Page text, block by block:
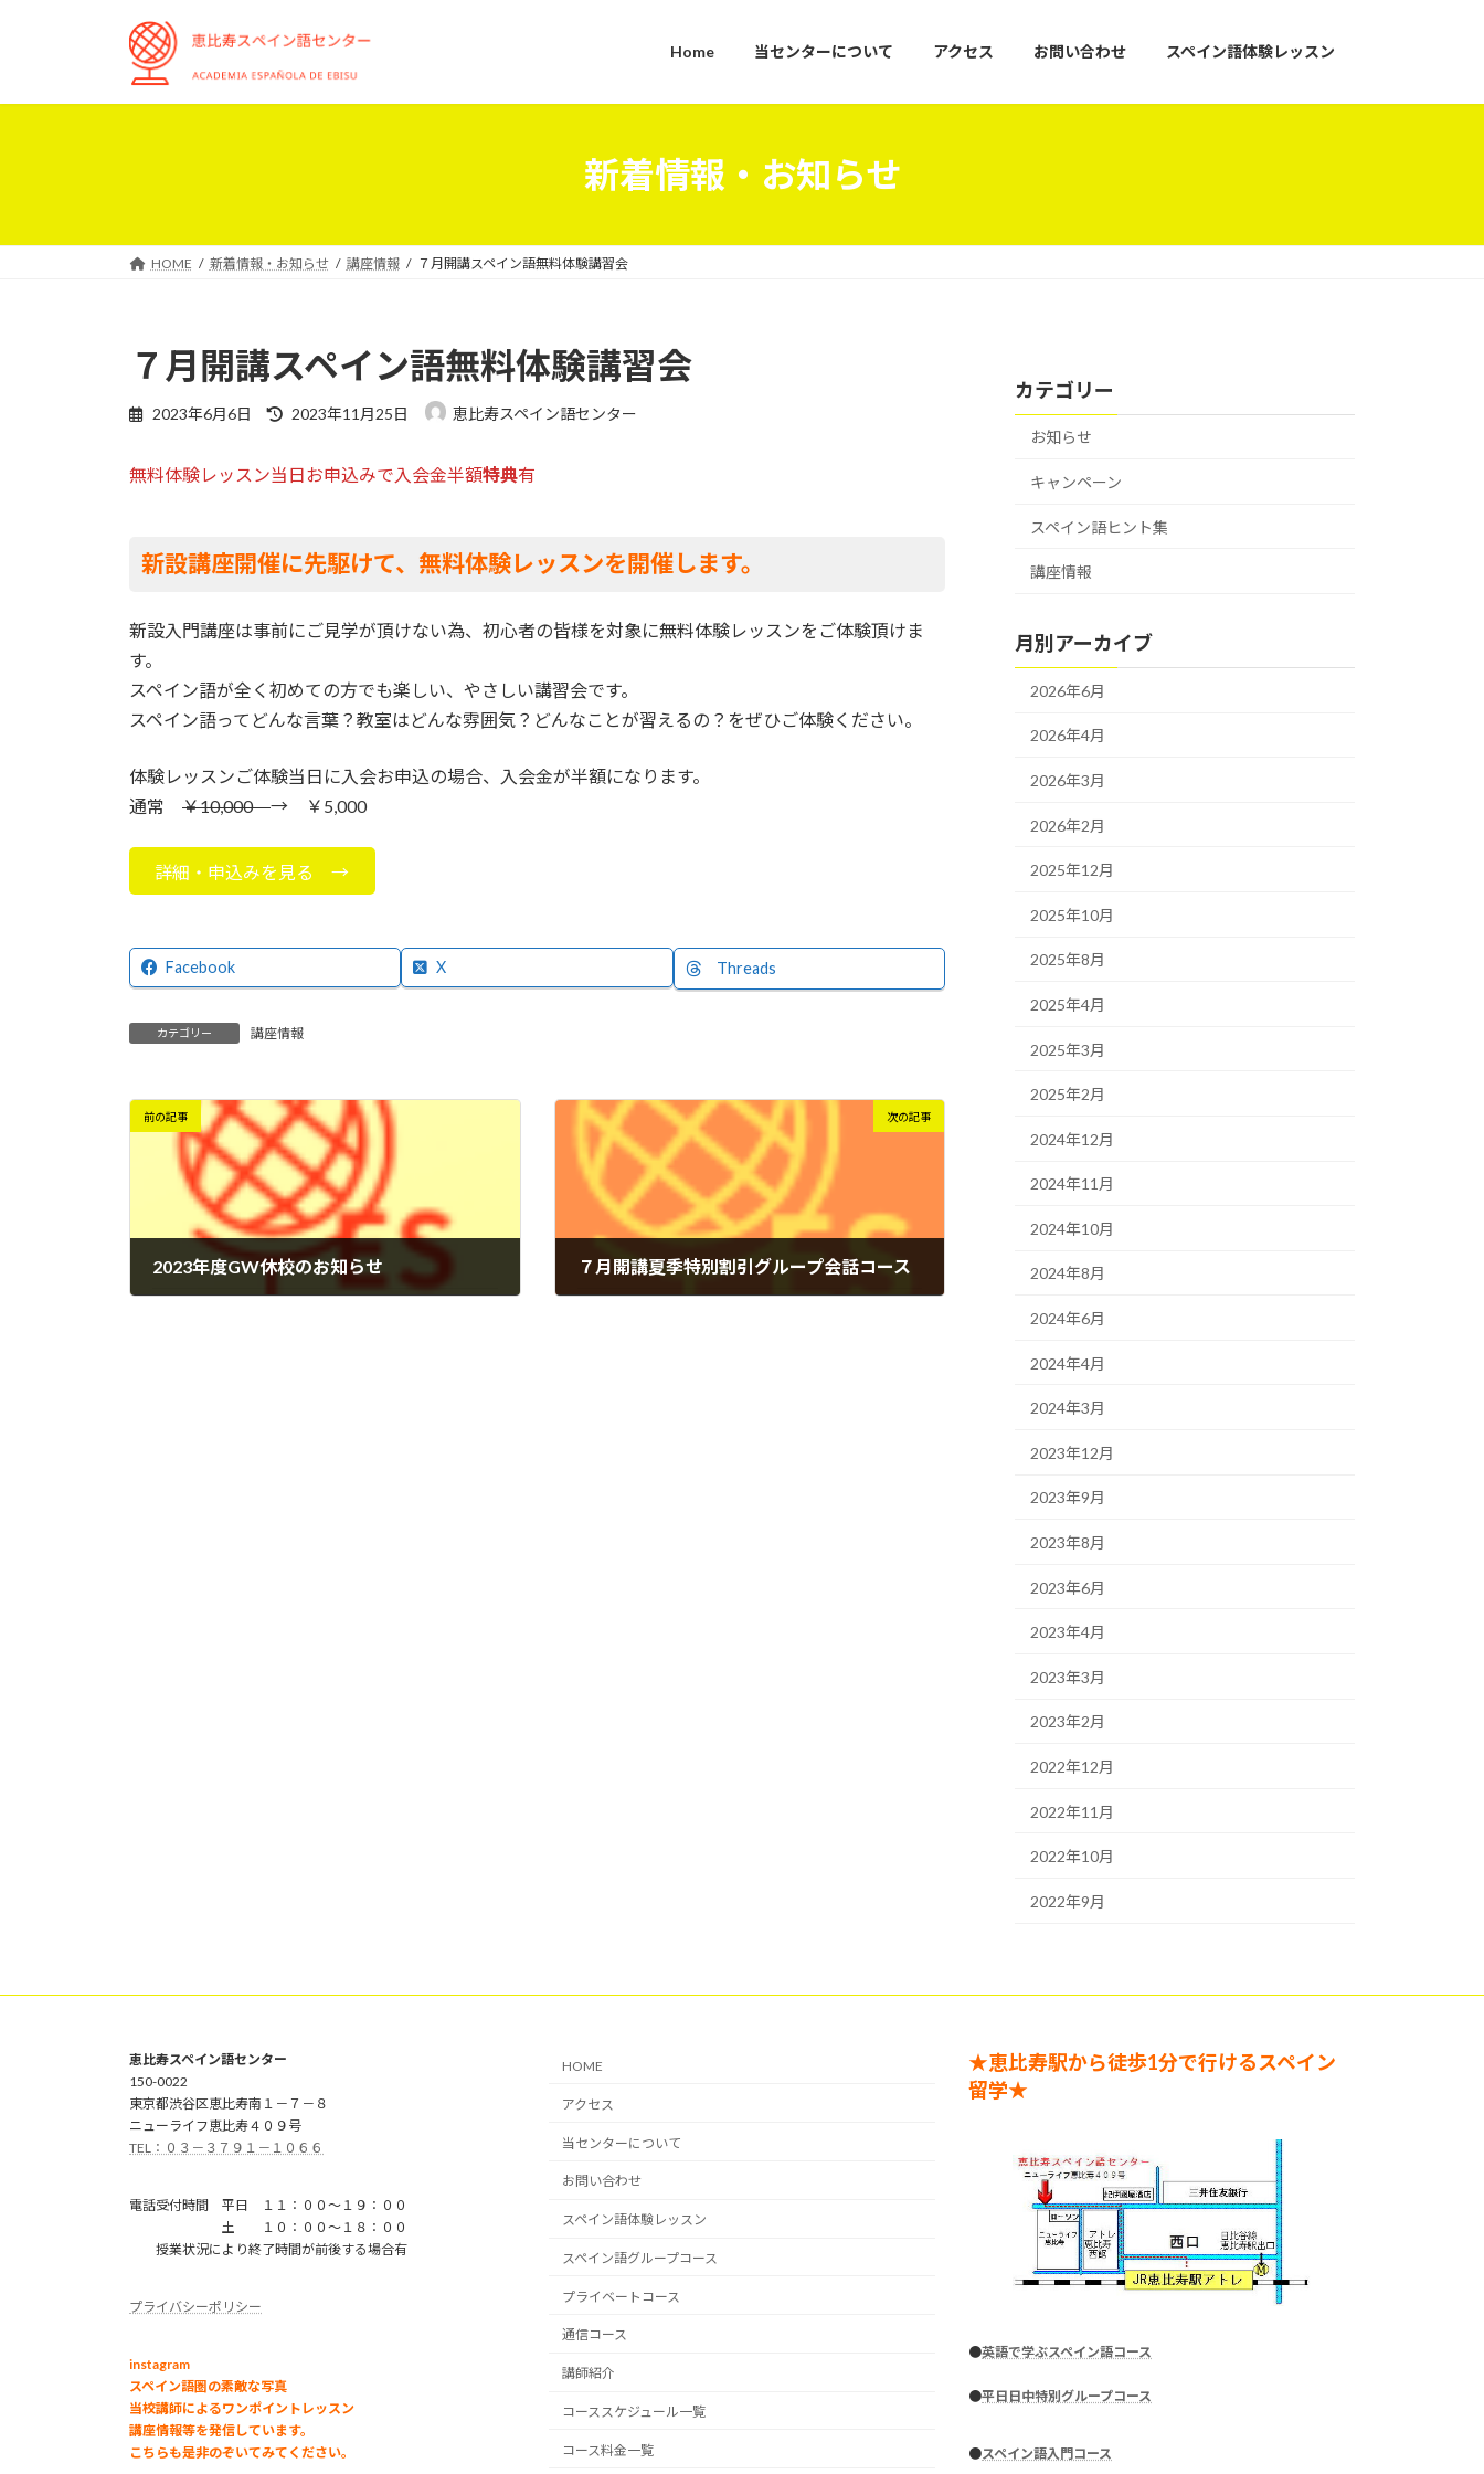
プ
動
Home 当センターについて アクセス お問い合わせ スペイン語体験レッスン
新着情報・お知らせ
HOME 新着情報・お知らせ 講座情報 ７月開講スペイン語無料体験講習会
７月開講スペイン語無料体験講習会
2023年6月6日
最
新
2023年11月25日 恵比寿スペイン語センター
無料体験レッスン当日お申込みで入会金半額特典有
新設講座開催に先駆けて、無料体験レッスンを開催します。
新設入門講座は事前にご見学が頂けない為、初心者の皆様を対象に無料体験レッスンをご体験頂けま
す。
スペイン語が全く初めての方でも楽しい、やさしい講習会です。
スペイン語ってどんな言葉？教室はどんな雰囲気？どんなことが習えるの？をぜひご体験ください。
体験レッスンご体験当日に入会お申込の場合、入会金が半額になります。
通常 ￥10,000→ ￥5,000
詳細・申込みを見る →
Facebook X Threads
カテゴリー 講座情報
前の記事
2023年度GW休校のお知らせ
次の記事
７月開講夏季特別割引グループ会話コース
カテゴリー
お知らせ
キャンペーン
スペイン語ヒント集
講座情報
月別アーカイブ
2026年6月
2026年4月
2026年3月
2026年2月
2025年12月
2025年10月
2025年8月
2025年4月
2025年3月
2025年2月
2024年12月
2024年11月
2024年10月
2024年8月
2024年6月
2024年4月
2024年3月
2023年12月
2023年9月
2023年8月
2023年6月
2023年4月
2023年3月
2023年2月
2022年12月
2022年11月
2022年10月
2022年9月
恵比寿スペイン語センター
150-0022
東京都渋谷区恵比寿南１－７－８
ニューライフ恵比寿４０９号
TEL：０３－３７９１－１０６６
電話受付時間 平日 １１：００～１９：００
土 １０：００～１８：００
授業状況により終了時間が前後する場合有
プライバシーポリシー
instagram
スペイン語圏の素敵な写真
当校講師によるワンポイントレッスン
講座情報等を発信しています。
こちらも是非のぞいてみてください。
HOME
アクセス
当センターについて
お問い合わせ
スペイン語体験レッスン
スペイン語グループコース
プライベートコース
通信コース
講師紹介
コーススケジュール一覧
コース料金一覧
★恵比寿駅から徒歩1分で行けるスペイン
留学★
●英語で学ぶスペイン語コース
●平日日中特別グループコース
●スペイン語入門コース